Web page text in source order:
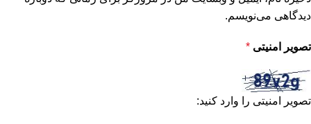
دیدگاهی می‌نویسم.
تصویر امنیتی *
تصویر امنیتی را وارد کنید: